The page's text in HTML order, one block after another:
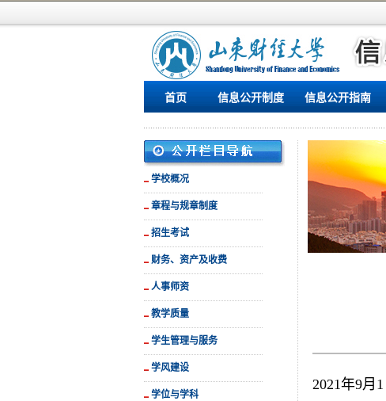
首页 信息公开制度 信息公开指南
学校概况
章程与规章制度
招生考试
财务、资产及收费
人事师资
教学质量
学生管理与服务
学风建设
学位与学科
2021年9月